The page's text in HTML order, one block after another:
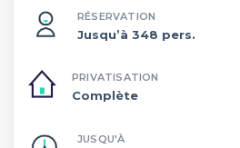
RÉSERVATION
Jusqu’à 348 pers.
PRIVATISATION
Complète
JUSQU'À